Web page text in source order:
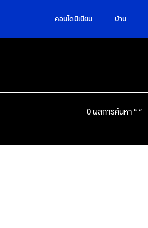
คอนโดมิเนียม บ้าน
0ผลการค้นหา “”